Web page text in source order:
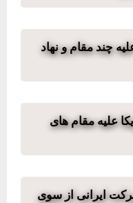
چند مقام و نهاد
علیه مقام های
ایرانی از سوی